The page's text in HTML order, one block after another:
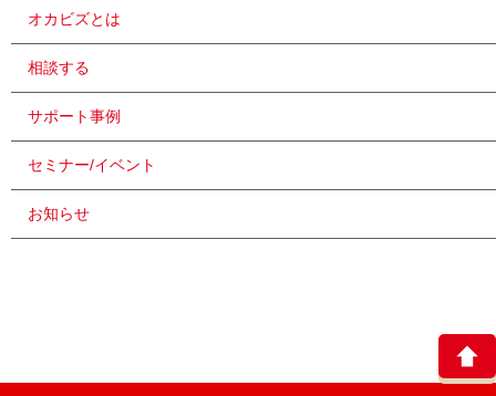
オカビズとは
相談する
サポート事例
セミナー/イベント
お知らせ